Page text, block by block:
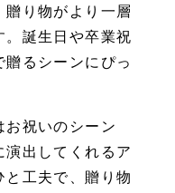
贈り物がより一層
。誕生日や卒業祝
るシーンにぴっ
お祝いのシーン
演出してくれるア
と工夫で、贈り物